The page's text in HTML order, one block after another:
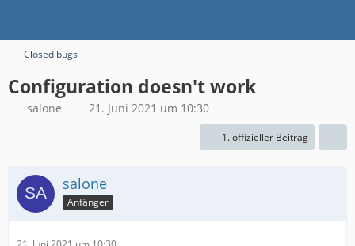
Closed bugs
Configuration doesn't work
salone 21. Juni 2021 um 10:30
1. offizieller Beitrag
salone
Anfänger